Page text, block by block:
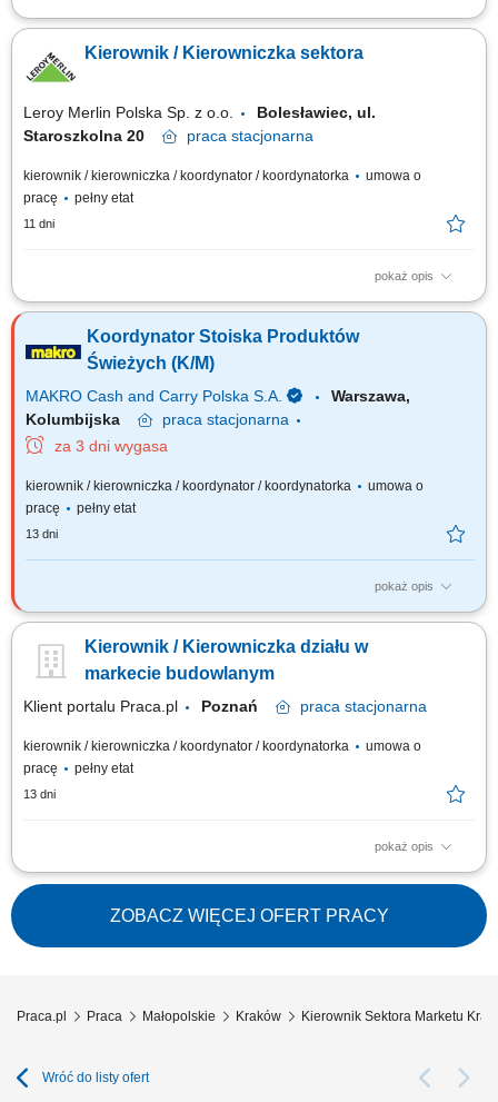
Dynamiczny rozwój sprzedaży i zwiększanie rentowności działu;
naszej marki na rynku; Innowacyjność w poszukiwaniu i wdrażaniu
rozwiązań odpowiadających na najnowsze potrzeby klientów; Efektywne
Kierownik / Kierowniczka sektora
Leroy Merlin Polska Sp. z o.o.
Bolesławiec, ul.
Staroszkolna 20
praca stacjonarna
kierownik / kierowniczka / koordynator / koordynatorka
umowa o
pracę
pełny etat
11 dni
pokaż opis
Jakie zadania na Ciebie czekają? zarządzanie zespołem Doradców
wyników pracy, podnoszenie kompetencji zespołu) opracowywanie i
realizacja rocznych planów sprzedaży oraz określanie kluczowych
Koordynator Stoiska Produktów
Świeżych (K/M)
MAKRO Cash and Carry Polska S.A.
Warszawa,
Kolumbijska
praca stacjonarna
za 3 dni wygasa
kierownik / kierowniczka / koordynator / koordynatorka
umowa o
pracę
pełny etat
13 dni
pokaż opis
Do Twoich głównych zadań będzie należało: Zapewnienie
firmowymi (m.in. dbałość o właściwą ekspozycję towarów).
Organizowanie i nadzorowanie pracy zespołu. Reprezentowanie firmy w
Kierownik / Kierowniczka działu w
markecie budowlanym
Klient portalu Praca.pl Poznań praca stacjonarna
kierownik / kierowniczka / koordynator / koordynatorka
umowa o
pracę
pełny etat
13 dni
pokaż opis
Dynamiczny rozwój sprzedaży i zwiększanie rentowności działu;
Budowanie silnych, trwałych relacji z klientami, zachowując zaufanie do
naszej marki na rynku; Innowacyjność w poszukiwaniu i wdrażaniu
rozwiązań odpowiadających na najnowsze potrzeby klientów; Efektywne
zarządzanie...
ZOBACZ WIĘCEJ OFERT PRACY
Praca.pl Praca Małopolskie Kraków Kierownik Sektora Marketu
Wróć do listy ofert